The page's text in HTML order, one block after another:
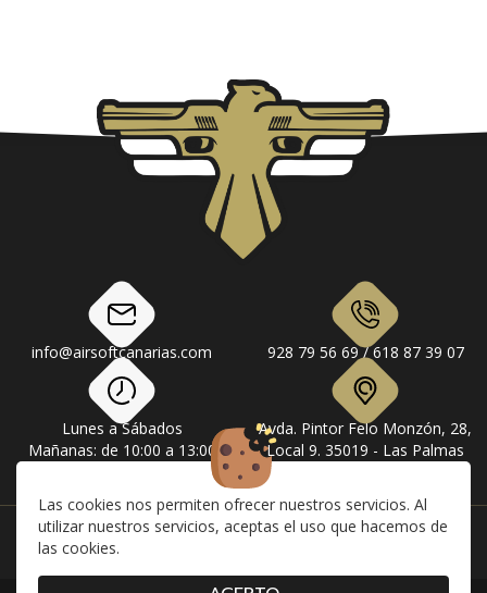
Las cookies nos permiten ofrecer nuestros servicios. Al
utilizar nuestros servicios, aceptas el uso que hacemos de
las cookies.
info@airsoftcanarias.com 928 79 56 69 / 618 87 39 07
Lunes a Sábados
Mañanas: de 10:00 a 13:00
Avda. Pintor Felo Monzón, 28,
Local 9. 35019 - Las Palmas
Facebook